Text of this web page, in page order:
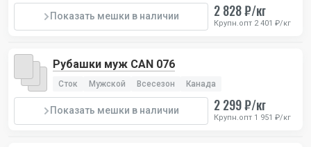
Показать мешки в наличии 2 828 ₽/кг
Крупн.опт 2 401 ₽/кг
Рубашки муж CAN 076
Сток Мужской Всесезон Канада
Показать мешки в наличии 2 299 ₽/кг
Крупн.опт 1 951 ₽/кг